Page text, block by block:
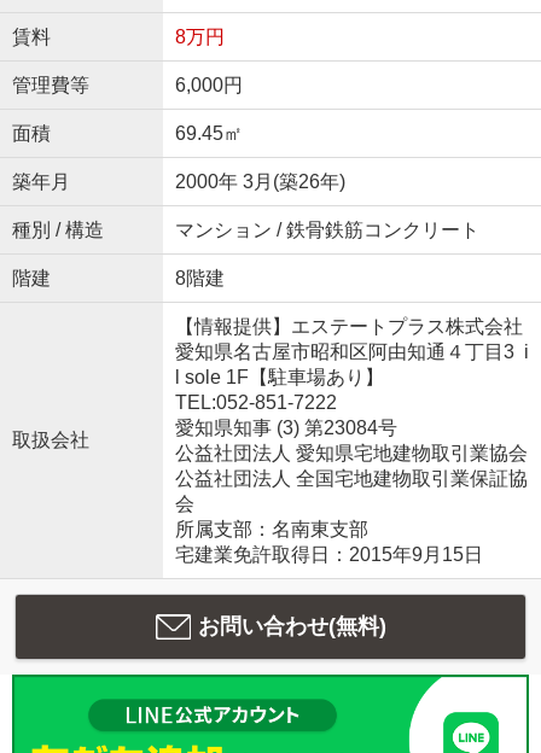
賃料 8万円
管理費等 6,000円
面積 69.45㎡
築年月 2000年 3月(築26年)
種別 / 構造 マンション / 鉄骨鉄筋コンクリート
階建 8階建
取扱会社
【情報提供】エステートプラス株式会社
愛知県名古屋市昭和区阿由知通４丁目3 i
l sole 1F【駐車場あり】
TEL:052-851-7222
愛知県知事 (3) 第23084号
公益社団法人 愛知県宅地建物取引業協会
公益社団法人 全国宅地建物取引業保証協
会
所属支部：名南東支部
宅建業免許取得日：2015年9月15日
お問い合わせ(無料)